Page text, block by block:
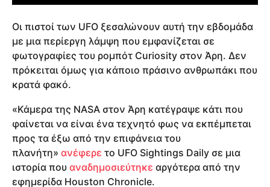
Οι πιστοί των UFΟ ξεσαλώνουν αυτή την εβδομάδα
με μια περίεργη λάμψη που εμφανίζεται σε
φωτογραφίες του ρομπότ Curiosity στον Άρη. Δεν
πρόκειται όμως για κάποιο πράσινο ανθρωπάκι που
κρατά φακό.
«Κάμερα της NASA στον Άρη κατέγραψε κάτι που
φαίνεται να είναι ένα τεχνητό φως να εκπέμπεται
προς τα έξω από την επιφάνεια του
πλανήτη» ανέφερε το UFO Sightings Daily σε μια
ιστορία που αναδημοσιεύτηκε αργότερα από την
εφημερίδα Houston Chronicle.